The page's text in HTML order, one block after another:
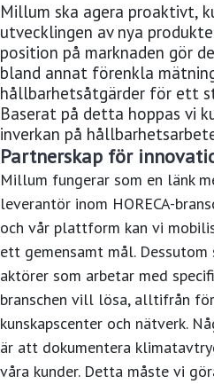
Millum ska agera proaktivt,
utvecklingen av nya
position på marknaden gör
bland annat förenkla
hållbarhetsåtgärder för ett
Baserat på detta hoppas vi
inverkan på
Partnerskap för
Millum fungerar som en länk
leverantör inom HORECA-
och vår plattform kan vi
ett gemensamt mål.
aktörer som arbetar med
branschen vill lösa, alltifrån
kunskapscenter och nätverk.
är att dokumentera
våra kunder. Detta måste vi